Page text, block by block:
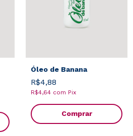
Óleo de Banana
R$4,88
R$4,64 com Pix
Comprar